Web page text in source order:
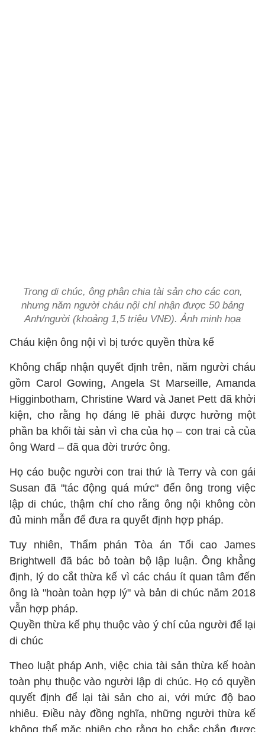
Trong di chúc, ông phân chia tài sản cho các con,
nhưng năm người cháu nội chỉ nhận được 50 bảng
Anh/người (khoảng 1,5 triệu VNĐ). Ảnh minh họa
Cháu kiện ông nội vì bị tước quyền thừa kế
Không chấp nhận quyết định trên, năm người cháu
gồm Carol Gowing, Angela St Marseille, Amanda
Higginbotham, Christine Ward và Janet Pett đã khởi
kiện, cho rằng họ đáng lẽ phải được hưởng một
phần ba khối tài sản vì cha của họ – con trai cả của
ông Ward – đã qua đời trước ông.
Họ cáo buộc người con trai thứ là Terry và con gái
Susan đã "tác động quá mức" đến ông trong việc
lập di chúc, thậm chí cho rằng ông nội không còn
đủ minh mẫn để đưa ra quyết định hợp pháp.
Tuy nhiên, Thẩm phán Tòa án Tối cao James
Brightwell đã bác bỏ toàn bộ lập luận. Ông khẳng
định, lý do cắt thừa kế vì các cháu ít quan tâm đến
ông là "hoàn toàn hợp lý" và bản di chúc năm 2018
vẫn hợp pháp.
Quyền thừa kế phụ thuộc vào ý chí của người để lại
di chúc
Theo luật pháp Anh, việc chia tài sản thừa kế hoàn
toàn phụ thuộc vào người lập di chúc. Họ có quyền
quyết định để lại tài sản cho ai, với mức độ bao
nhiêu. Điều này đồng nghĩa, những người thừa kế
không thể mặc nhiên cho rằng họ chắc chắn được